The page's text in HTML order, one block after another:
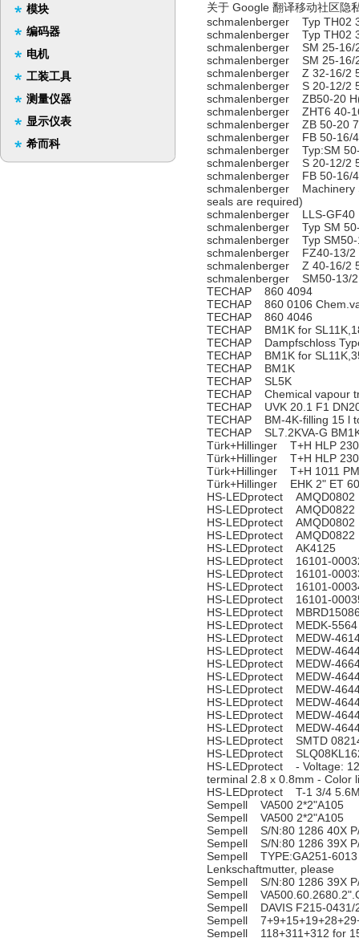
模块
编码器
电机
工装工具
测量仪器
显示仪表
希而科
关于 Google 翻译移动社区隐
schmalenberger Typ TH02
schmalenberger Typ TH02
schmalenberger SM 25-16/
schmalenberger SM 25-16/
schmalenberger Z 32-16/2
schmalenberger S 20-12/2
schmalenberger ZB50-20
schmalenberger ZHT6 40-
schmalenberger ZB 50-20
schmalenberger FB 50-16/
schmalenberger Typ:SM
schmalenberger S 20-12/2
schmalenberger FB 50-16/
schmalenberger Machinery
seals are required)
schmalenberger LLS-GF40
schmalenberger Typ SM
schmalenberger Typ SM50-
schmalenberger FZ40-13/2
schmalenberger Z 40-16/2
schmalenberger SM50-13/2
TECHAP 860 4094
TECHAP 860 0106
TECHAP 860 4046
TECHAP BM1K for
TECHAP Dampfschloss
TECHAP BM1K for
TECHAP BM1K
TECHAP SL5K
TECHAP Chemical vapour
TECHAP UVK 20.1 F1
TECHAP BM-4K-filling 15 l
TECHAP SL7.2KVA-G
Türk+Hillinger T+H HLP
Türk+Hillinger T+H HLP
Türk+Hillinger T+H 1011
Türk+Hillinger EHK 2" ET
HS-LEDprotect AMQD0802
HS-LEDprotect AMQD0822
HS-LEDprotect AMQD0802
HS-LEDprotect AMQD0822
HS-LEDprotect AK4125
HS-LEDprotect 16101-
HS-LEDprotect 16101-
HS-LEDprotect 16101-
HS-LEDprotect 16101-
HS-LEDprotect
HS-LEDprotect MEDK-5564
HS-LEDprotect MEDW-
HS-LEDprotect MEDW-
HS-LEDprotect MEDW-
HS-LEDprotect MEDW-
HS-LEDprotect MEDW-
HS-LEDprotect MEDW-
HS-LEDprotect MEDW-
HS-LEDprotect MEDW-
HS-LEDprotect SMTD
HS-LEDprotect
HS-LEDprotect - Voltage:
terminal 2.8 x 0.8mm - Color
HS-LEDprotect T-1 3/4
Sempell VA500 2*2"A105
Sempell VA500 2*2"A105
Sempell S/N:80 1286 40X
Sempell S/N:80 1286 39X
Sempell TYPE:GA251-6013
Lenkschaftmutter, please
Sempell S/N:80 1286 39X
Sempell
Sempell DAVIS F215-0431/
Sempell
Sempell 118+311+312 for